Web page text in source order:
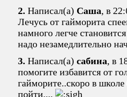
2. Написал(а) Саша, в
Лечусь от гайморита
намного легче становится
надо незамедлительно
3. Написал(а) сабина, в
помогите избавится от
гайморите..скоро в школе
пойти....